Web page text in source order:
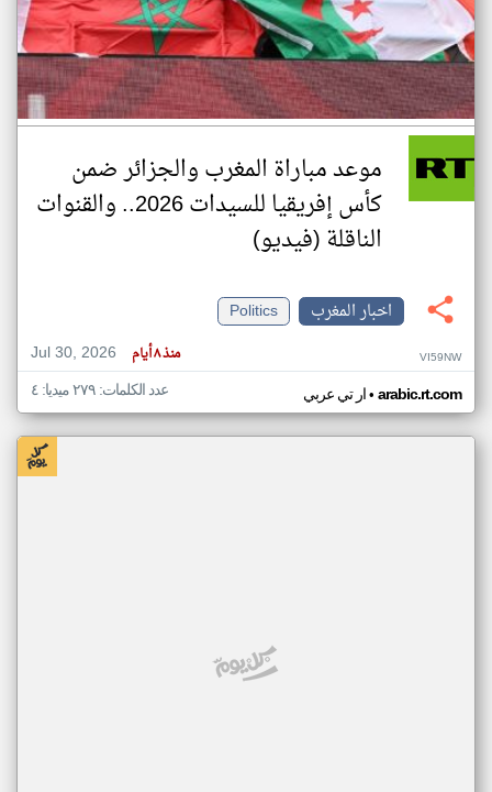
موعد مباراة المغرب والجزائر ضمن
كأس إفريقيا للسيدات 2026.. والقنوات
الناقلة (فيديو)
اخبار المغرب
Politics
Jul 30, 2026
منذ ٨ أيام VI59NW
ار تي عربي• arabic.rt.com عدد الكلمات: ٢٧٩ ميديا: ٤